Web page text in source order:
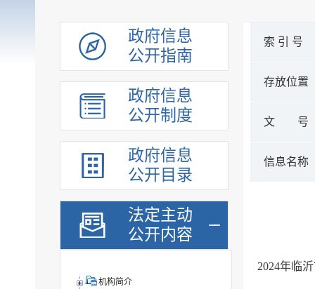
政府信息
公开指南
政府信息
公开制度
政府信息
公开目录
法定主动
公开内容
机构简介
索 引 号
存放位置
文 号
信息名称
2024年临